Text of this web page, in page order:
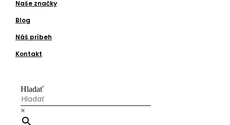
Naše značky
Blog
Náš príbeh
Kontakt
Hladať
×